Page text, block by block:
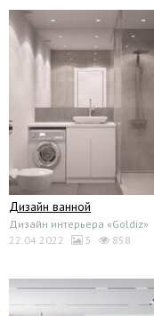
Дизайн ванной
Дизайн интерьера «Goldiz»
22.04.2022
5 858